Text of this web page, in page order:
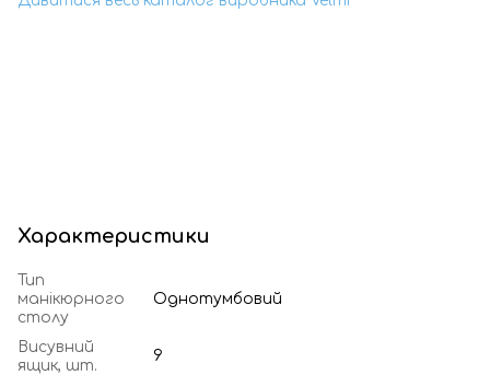
Характеристики
Тип
манікюрного
столу
Однотумбовий
Висувний
ящик, шт.
9